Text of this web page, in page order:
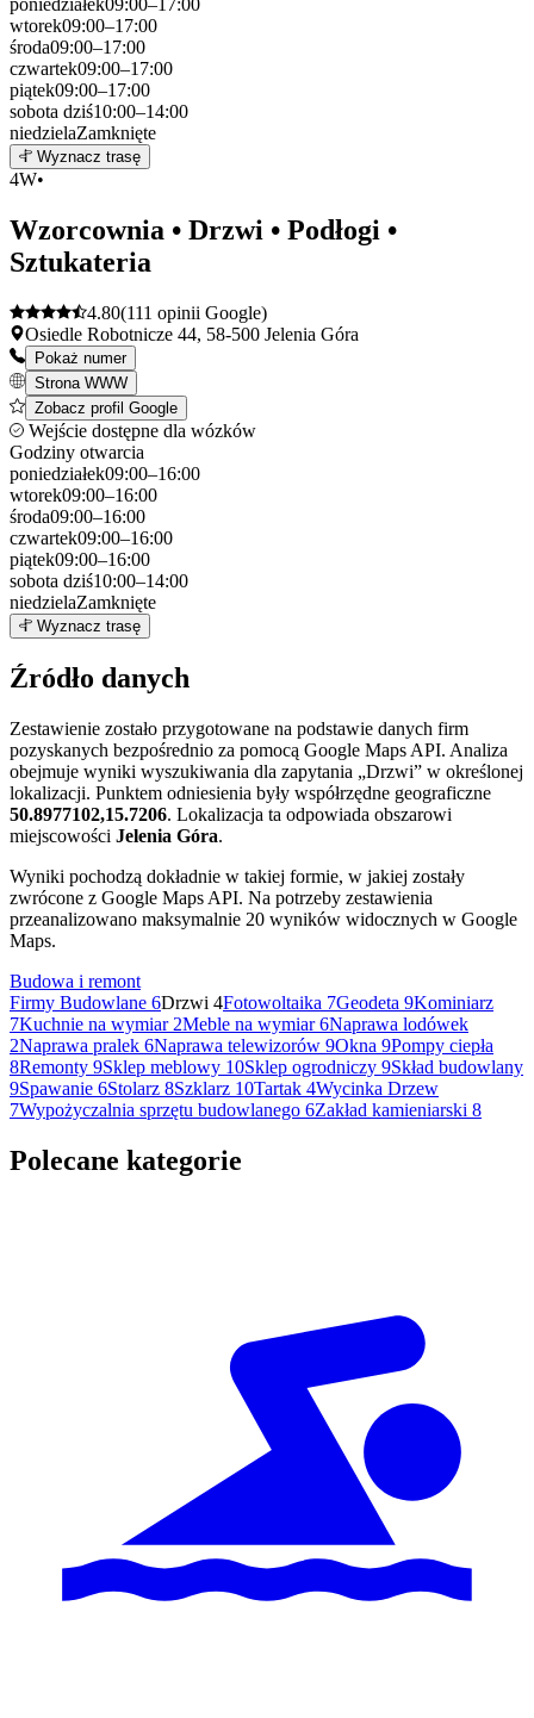
poniedziałek09:00–17:00
wtorek09:00–17:00
środa09:00–17:00
czwartek09:00–17:00
piątek09:00–17:00
sobota dziś10:00–14:00
niedzielaZamknięte
+
−
Wyznacz trasę
4W•
Wzorcownia • Drzwi • Podłogi •
Sztukateria
4.80(111 opinii Google)
Osiedle Robotnicze 44, 58-500 Jelenia Góra
Pokaż numer
Strona WWW
Zobacz profil Google
Wejście dostępne dla wózków
Godziny otwarcia
poniedziałek09:00–16:00
wtorek09:00–16:00
środa09:00–16:00
czwartek09:00–16:00
piątek09:00–16:00
sobota dziś10:00–14:00
niedzielaZamknięte
+
−
Wyznacz trasę
Źródło danych
Zestawienie zostało przygotowane na podstawie danych firm
pozyskanych bezpośrednio za pomocą Google Maps API. Analiza
obejmuje wyniki wyszukiwania dla zapytania „Drzwi” w określonej
lokalizacji. Punktem odniesienia były współrzędne geograficzne
50.8977102,15.7206. Lokalizacja ta odpowiada obszarowi
miejscowości Jelenia Góra.
Wyniki pochodzą dokładnie w takiej formie, w jakiej zostały
zwrócone z Google Maps API. Na potrzeby zestawienia
przeanalizowano maksymalnie 20 wyników widocznych w Google
Maps.
Budowa i remont
Firmy Budowlane 6Drzwi 4Fotowoltaika 7Geodeta 9Kominiarz
7Kuchnie na wymiar 2Meble na wymiar6Naprawa lodówek
2Naprawa pralek 6Naprawa telewizorów 9Okna 9Pompy ciepła
8Remonty 9Sklep meblowy 10Sklep ogrodniczy 9Skład budowlany
9Spawanie 6Stolarz 8Szklarz 10Tartak 4Wycinka Drzew
7Wypożyczalnia sprzętu budowlanego 6Zakład kamieniarski 8
Polecane kategorie